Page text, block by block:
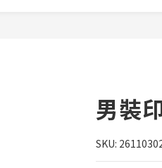
男裝
SKU: